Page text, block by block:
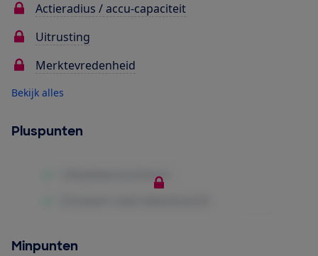
Actieradius / accu-capaciteit
Uitrusting
Merktevredenheid
Bekijk alles
Pluspunten
Minpunten